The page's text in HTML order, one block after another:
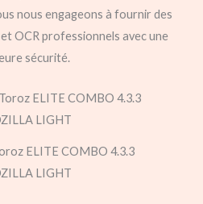
nous engageons à fournir des
OCR professionnels avec une
sécurité.
ELITE COMBO 4.3.3
LIGHT